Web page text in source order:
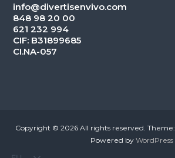
info@divertisenvivo.com
848 98 20 00
621 232 994
CIF: B31899685
CI.NA-057
Copyright © 2026 All rights reserved. Theme:
Powered by WordPress